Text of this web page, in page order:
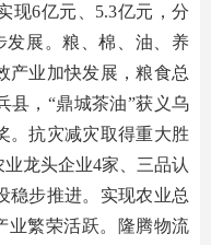
现6亿元、5.3亿元，分
发展。粮、棉、油、养
产业加快发展，粮食总
县，“鼎城茶油”获义乌
。抗灾减灾取得重大胜
龙头企业4家、三品认
稳步推进。实现农业总
业繁荣活跃。隆腾物流